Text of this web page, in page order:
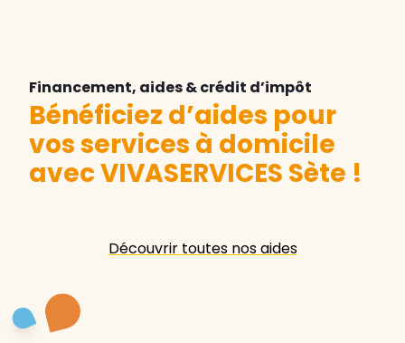
Financement, aides & crédit d’impôt
Bénéficiez d’aides pour
vos services à domicile
avec VIVASERVICES Sète !
Découvrir toutes nos aides